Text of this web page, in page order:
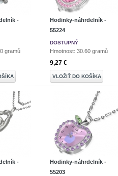
-
gramů
Hodinky-náhrdelník -
55224
DOSTUPNÝ
Hmotnost: 30.60 gramů
9,27 €
VLOŽIŤ DO KOŠÍKA
-
Hodinky-náhrdelník -
55203